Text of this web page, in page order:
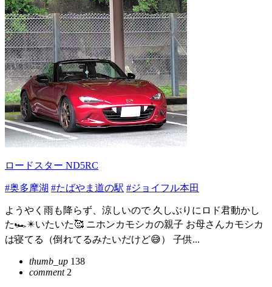
ロードスター ND5RC
#奥多摩湖 #たばやま道の駅 #ジョイフル本田
ようやく雨も降らず、涼しいので 久しぶりにロド君動かし
た🏎️✴️いたいた🥰 ニホンカモシカの親子 お母さんカモシカ
は寝てる（倒れてるみたいだけど😅） 子供...
thumb_up 138
comment2